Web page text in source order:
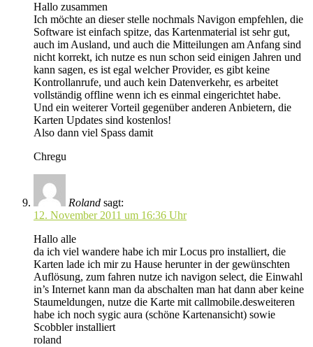
Hallo zusammen
Ich möchte an dieser stelle nochmals Navigon empfehlen, die
Software ist einfach spitze, das Kartenmaterial ist sehr gut,
auch im Ausland, und auch die Mitteilungen am Anfang sind
nicht korrekt, ich nutze es nun schon seid einigen Jahren und
kann sagen, es ist egal welcher Provider, es gibt keine
Kontrollanrufe, und auch kein Datenverkehr, es arbeitet
vollständig offline wenn ich es einmal eingerichtet habe.
Und ein weiterer Vorteil gegenüber anderen Anbietern, die
Karten Updates sind kostenlos!
Also dann viel Spass damit
Chregu
Roland sagt:
12. November 2011 um 16:36 Uhr
Hallo alle
da ich viel wandere habe ich mir Locus pro installiert, die
Karten lade ich mir zu Hause herunter in der gewünschten
Auflösung, zum fahren nutze ich navigon select, die Einwahl
in’s Internet kann man da abschalten man hat dann aber keine
Staumeldungen, nutze die Karte mit callmobile.desweiteren
habe ich noch sygic aura (schöne Kartenansicht) sowie
Scobbler installiert
roland